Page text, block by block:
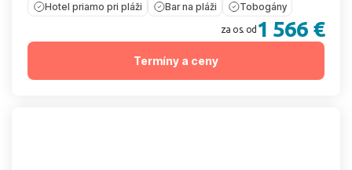
Hotel priamo pri pláži
Bar na pláži Tobogány
za os. od 1 566 €
Termíny a ceny